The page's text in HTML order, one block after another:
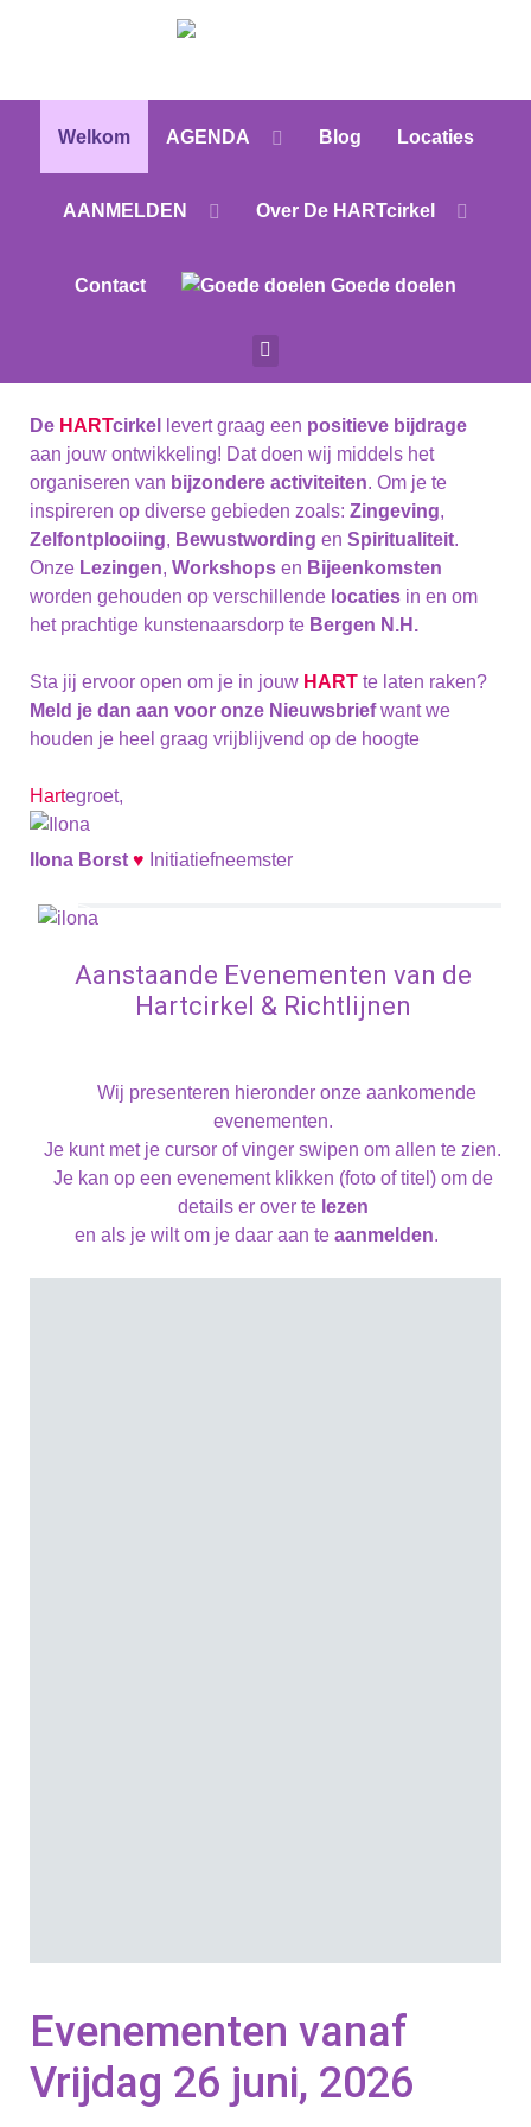
Welkom AGENDA Blog Locaties
AANMELDEN Over De HARTcirkel
Contact Goede doelen
De HARTcirkel levert graag een positieve bijdrage
aan jouw ontwikkeling! Dat doen wij middels het
organiseren van bijzondere activiteiten. Om je te
inspireren op diverse gebieden zoals: Zingeving,
Zelfontplooiing, Bewustwording en Spiritualiteit.
Onze Lezingen, Workshops en Bijeenkomsten
worden gehouden op verschillende locaties in en om
het prachtige kunstenaarsdorp te Bergen N.H.
Sta jij ervoor open om je in jouw HART te laten raken?
Meld je dan aan voor onze Nieuwsbriefwant we
houden je heel graag vrijblijvend op de hoogte
Hartegroet,
Ilona Borst ♥ Initiatiefneemster
Aanstaande Evenementen van de
Hartcirkel & Richtlijnen
Wij presenteren hieronder onze aankomende
evenementen.
Je kunt met je cursor of vinger swipen om allen te zien.
Je kan op een evenement klikken (foto of titel) om de
details er over te lezen
en als je wilt om je daar aan teaanmelden.
Evenementen vanaf
Vrijdag 26 juni, 2026